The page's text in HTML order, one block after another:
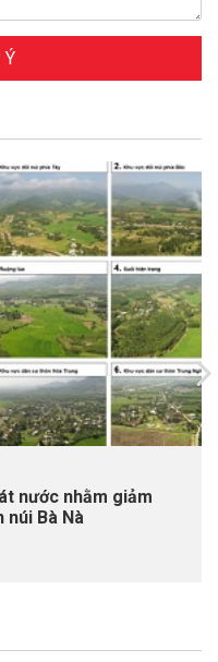
Ý
nước nhằm giảm
núi Bà Nà